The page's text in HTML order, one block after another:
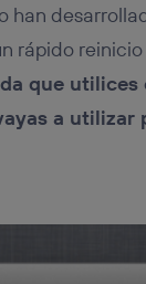
han
rápido
que
a